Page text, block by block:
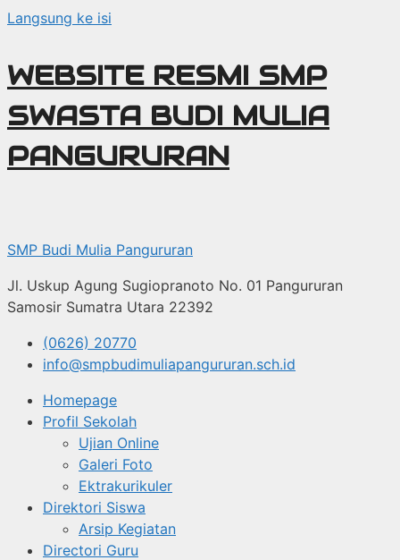
Langsung ke isi
WEBSITE RESMI SMP
SWASTA BUDI MULIA
PANGURURAN
SMP Budi Mulia Pangururan
Jl. Uskup Agung Sugiopranoto No. 01 Pangururan
Samosir Sumatra Utara 22392
(0626) 20770
info@smpbudimuliapangururan.sch.id
Homepage
Profil Sekolah
Ujian Online
Galeri Foto
Ektrakurikuler
Direktori Siswa
Arsip Kegiatan
Directori Guru